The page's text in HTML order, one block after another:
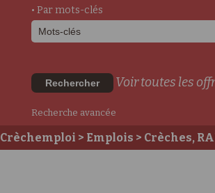
• Par mots-clés
Rechercher Voir toutes les
Recherche avancée
Crèchemploi > Emplois > Crèches,